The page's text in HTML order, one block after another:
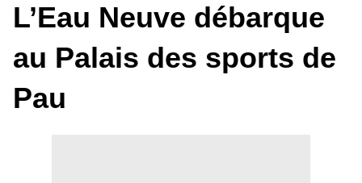
L’Eau Neuve débarque
au Palais des sports de
Pau